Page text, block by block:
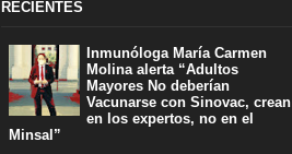
RECIENTES
Inmunóloga María Carmen
Molina alerta “Adultos
Mayores No deberían
Vacunarse con Sinovac, crean
en los expertos, no en el
Minsal”